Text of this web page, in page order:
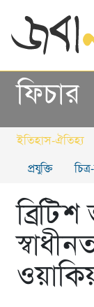
ফিচার
ইতিহাস-ঐতিহ্য
প্রযুক্তি